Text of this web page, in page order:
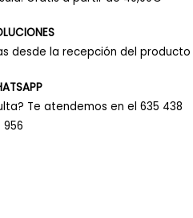
desde la recepción del producto
Te atendemos en el 635 438
956